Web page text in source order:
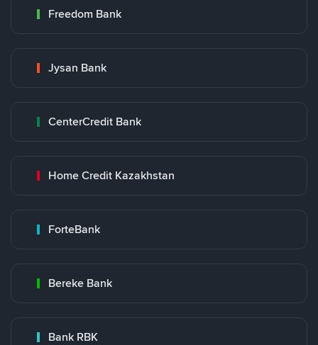
Freedom Bank
Jysan Bank
CenterCredit Bank
Home Credit Kazakhstan
ForteBank
Bereke Bank
Bank RBK